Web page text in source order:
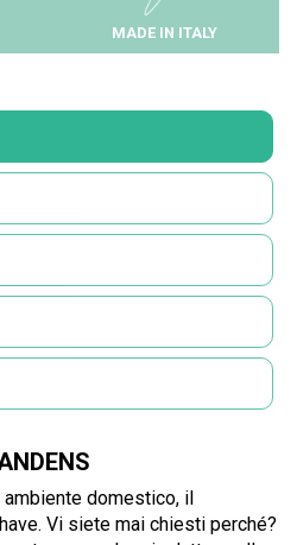
MADE IN ITALY
ambiente domestico, il
Vi siete mai chiesti perché?